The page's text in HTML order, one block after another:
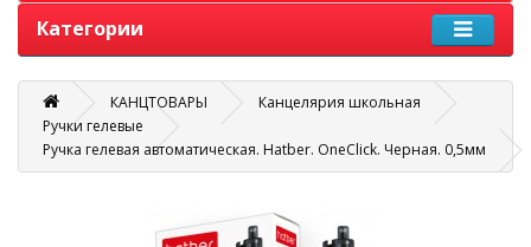
Категории
КАНЦТОВАРЫ
Канцелярия школьная
Ручки гелевые
Ручка гелевая автоматическая. Hatber. OneClick. Черная. 0,5мм